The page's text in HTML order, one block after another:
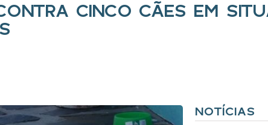
CINCO CÃES EM
NOTÍCIAS